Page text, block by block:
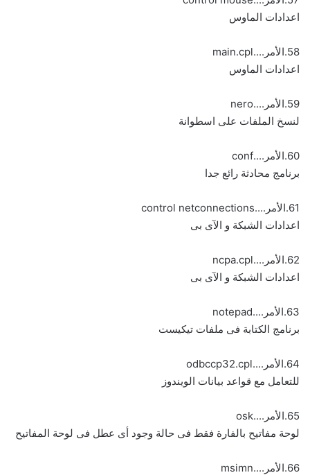
اعدادات الماوس
58.الأمر....main.cpl
اعدادات الماوس
59.الأمر....nero
لنسخ الملفات على اسطوانة
60.الأمر....conf
برنامج محادثة رائع جدا
61.الأمر....control netconnections
اعدادات الشبكة و الآى بى
62.الأمر....ncpa.cpl
اعدادات الشبكة و الآى بى
63.الأمر....notepad
برنامج الكتابة فى ملفات تيكيست
64.الأمر....odbccp32.cpl
للتعامل مع قواعد بيانات الويندوز
65.الأمر....osk
لوحة مفاتيح بالفارة فقط فى حالة وجود أى عطل فى لوحة المفاتيح
66.الأمر....msimn